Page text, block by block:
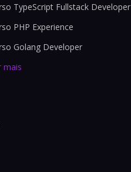
TypeScript Fullstack Developer
PHP Experience
Golang Developer
mais